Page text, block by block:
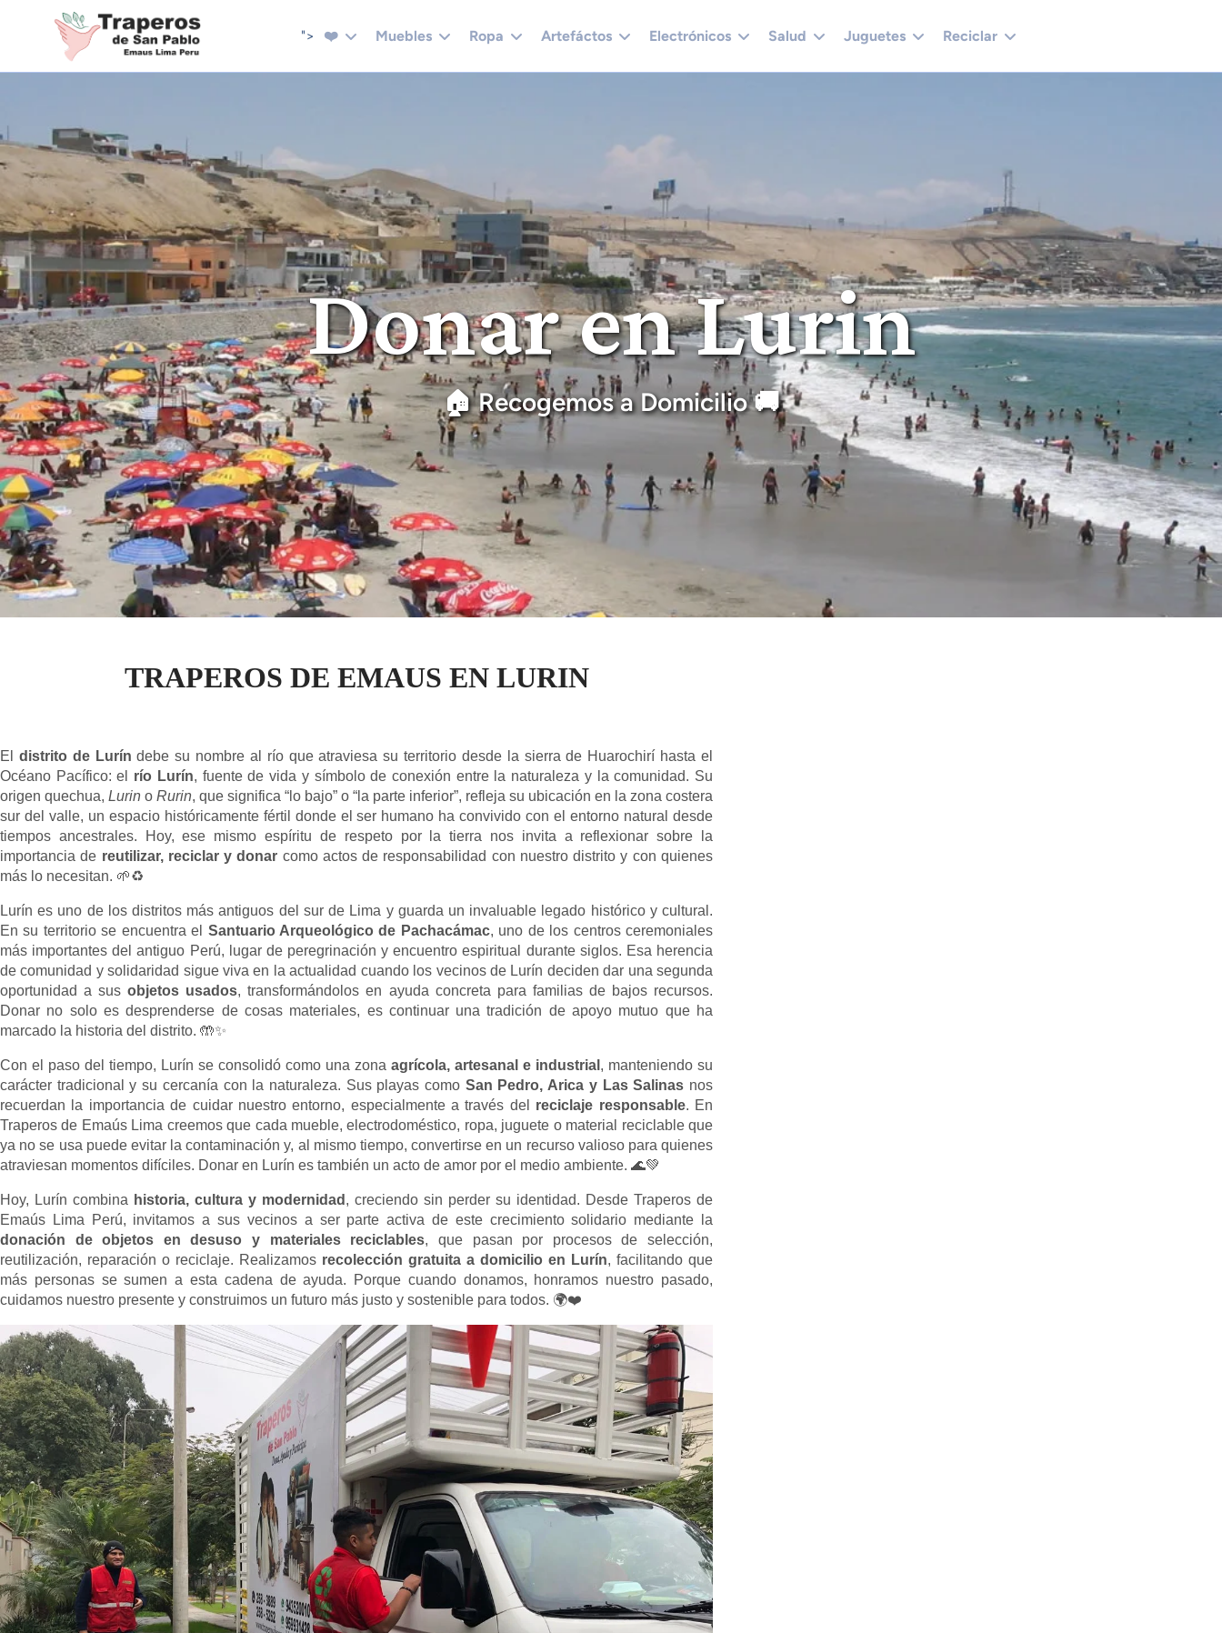
"> ❤️ Muebles Ropa Artefáctos Electrónicos Salud Juguetes Reciclar
Donar en Lurin
🏠 Recogemos a Domicilio 🚚
TRAPEROS DE EMAUS EN LURIN
El distrito de Lurín debe su nombre al río que atraviesa su territorio desde la sierra de Huarochirí hasta el
Océano Pacífico: el río Lurín, fuente de vida y símbolo de conexión entre la naturaleza y la comunidad. Su
origen quechua, Lurin o Rurin, que significa “lo bajo” o “la parte inferior”, refleja su ubicación en la zona costera
sur del valle, un espacio históricamente fértil donde el ser humano ha convivido con el entorno natural desde
tiempos ancestrales. Hoy, ese mismo espíritu de respeto por la tierra nos invita a reflexionar sobre la
importancia de reutilizar, reciclar y donar como actos de responsabilidad con nuestro distrito y con quienes
más lo necesitan. 🌱♻️
Lurín es uno de los distritos más antiguos del sur de Lima y guarda un invaluable legado histórico y cultural.
En su territorio se encuentra el Santuario Arqueológico de Pachacámac, uno de los centros ceremoniales
más importantes del antiguo Perú, lugar de peregrinación y encuentro espiritual durante siglos. Esa herencia
de comunidad y solidaridad sigue viva en la actualidad cuando los vecinos de Lurín deciden dar una segunda
oportunidad a susobjetos usados, transformándolos en ayuda concreta para familias de bajos recursos.
Donar no solo es desprenderse de cosas materiales, es continuar una tradición de apoyo mutuo que ha
marcado la historia del distrito. 🤲✨
Con el paso del tiempo, Lurín se consolidó como una zona agrícola, artesanal e industrial , manteniendo su
carácter tradicional y su cercanía con la naturaleza. Sus playas como San Pedro, Arica y Las Salinas nos
recuerdan la importancia de cuidar nuestro entorno, especialmente a través del reciclaje responsable. En
Traperos de Emaús Lima creemos que cada mueble, electrodoméstico, ropa, juguete o material reciclable que
ya no se usa puede evitar la contaminación y, al mismo tiempo, convertirse en un recurso valioso para quienes
atraviesan momentos difíciles. Donar en Lurín es también un acto de amor por el medio ambiente. 🌊💚
Hoy, Lurín combina historia, cultura y modernidad , creciendo sin perder su identidad. Desde Traperos de
Emaús Lima Perú, invitamos a sus vecinos a ser parte activa de este crecimiento solidario mediante la
donación de objetos en desuso y materiales reciclables, que pasan por procesos de selección,
reutilización, reparación o reciclaje. Realizamos recolección gratuita a domicilio en Lurín, facilitando que
más personas se sumen a esta cadena de ayuda. Porque cuando donamos, honramos nuestro pasado,
cuidamos nuestro presente y construimos un futuro más justo y sostenible para todos. 🌍❤️